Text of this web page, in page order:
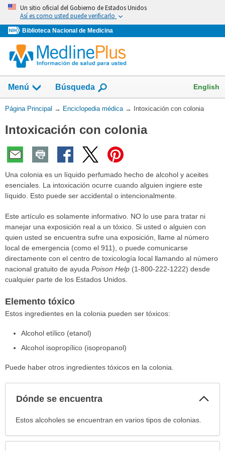
Omita
vaya
al
Contenido
Un sitio oficial del Gobierno de Estados Unidos
Así es como usted puede verificarlo
Biblioteca Nacional de Medicina
Menú Búsqueda English
Usted
aquí:
Página Principal → Enciclopedia médica → Intoxicación con colonia
Intoxicación con colonia
Una colonia es un líquido perfumado hecho de alcohol y aceites
esenciales. La intoxicación ocurre cuando alguien ingiere este
líquido. Esto puede ser accidental o intencionalmente.
Este artículo es solamente informativo. NO lo use para tratar ni
manejar una exposición real a un tóxico. Si usted o alguien con
quien usted se encuentra sufre una exposición, llame al número
local de emergencia (como el 911), o puede comunicarse
directamente con el centro de toxicología local llamando al número
nacional gratuito de ayuda Poison Help (1-800-222-1222) desde
cualquier parte de los Estados Unidos.
Elemento tóxico
Estos ingredientes en la colonia pueden ser tóxicos:
Alcohol etílico (etanol)
Alcohol isopropílico (isopropanol)
Puede haber otros ingredientes tóxicos en la colonia.
Dónde se encuentra
Dónde
encuentra
Estos alcoholes se encuentran en varios tipos de colonias.